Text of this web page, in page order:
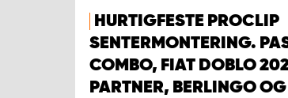
HURTIGFESTE PROCLIP
SENTERMONTERING.
COMBO, FIAT DOBLO
PARTNER, BERLINGO OG